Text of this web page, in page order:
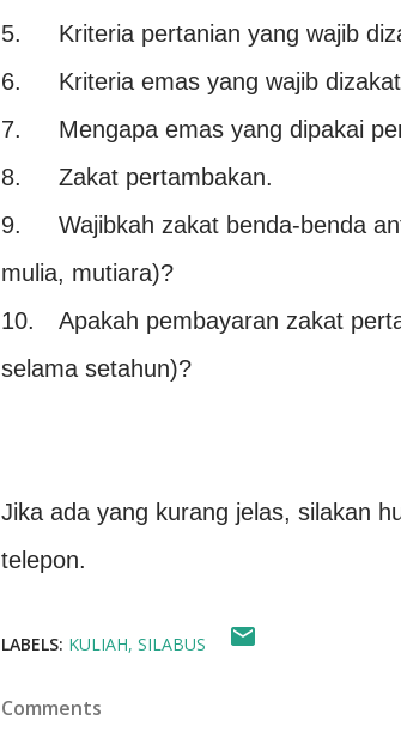
5.
Kriteria pertanian yang wajib
6.
Kriteria emas yang wajib
7.
Mengapa emas yang dipakai
8.
Zakat pertambakan.
9.
Wajibkah zakat benda-benda
mulia, mutiara)?
10.
Apakah pembayaran zakat
selama setahun)?
Jika ada yang kurang jelas, silakan
telepon.
LABELS: KULIAH SILABUS
Comments